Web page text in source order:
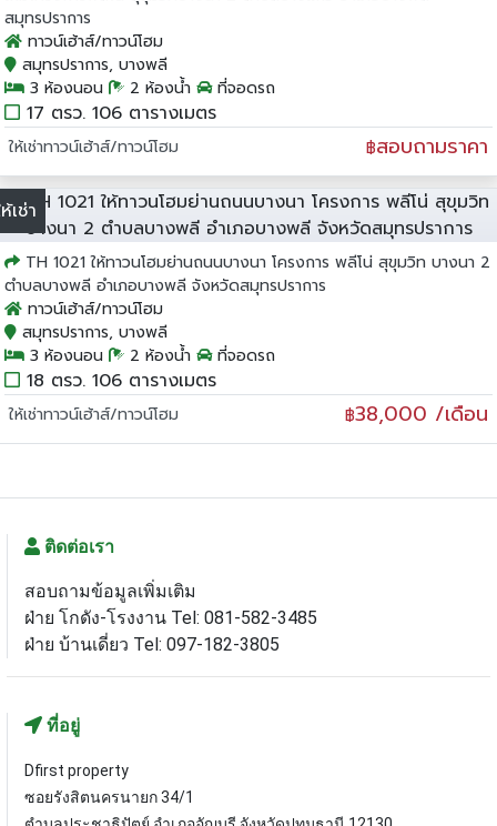
สมุทรปราการ
ทาวน์เฮ้าส์/ทาวน์โฮม
สมุทรปราการ, บางพลี
3 ห้องนอน
2 ห้องน้ำ ที่จอดรถ
17 ตรว. 106 ตารางเมตร
ให้เช่าทาวน์เฮ้าส์/ทาวน์โฮม ฿สอบถามราคา
เช่า
TH 1021 ให้ทาวนโฮมย่านถนนบางนา โครงการ พลีโน่ สุขุมวิท บางนา 2
ตำบลบางพลี อำเภอบางพลี จังหวัดสมุทรปราการ
ทาวน์เฮ้าส์/ทาวน์โฮม
สมุทรปราการ, บางพลี
3 ห้องนอน
2 ห้องน้ำ ที่จอดรถ
18 ตรว. 106 ตารางเมตร
ให้เช่าทาวน์เฮ้าส์/ทาวน์โฮม ฿38,000 /เดือน
ติดต่อเรา
สอบถามข้อมูลเพิ่มเติม
ฝ่าย โกดัง-โรงงาน Tel: 081-582-3485
ฝ่าย บ้านเดี่ยว Tel: 097-182-3805
ที่อยู่
Dfirst property
ซอยรังสิตนครนายก 34/1